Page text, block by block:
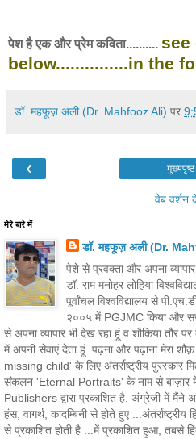
पेश है एक और प्रेम कविता.......... see
below...............in the
डॉ. महफूज़ अली (Dr. Mahfooz Ali) पर
‹ मुख्यपृष्ठ
वेब वर्शन
मेरे बारे में
डॉ. महफूज़ अली (Dr.
पेशे से प्रवक्ता और अपना
डॉ. राम मनोहर लोहिया
पूर्वांचल विश्वविद्यालय से
२००५ में PGJMC किया और
से अपना व्यापार भी देख रहा हूं व शौकिया तौर
में अपनी सेवाएं देता हूं. पढ़ना और पढ़ाना मेरा
missing child' के लिए अंतर्राष्ट्रीय पुरस्कार
संकलन 'Eternal Portraits' के नाम से बाज़ार
Publishers द्वारा प्रकाशित है. अंग्रेजी में मैंने
हंस, वागर्थ, कादम्बिनी से होते हुए ...अंतर्राष्ट्रीय
से प्रकाशित होती है ...में प्रकाशित हुआ, तबसे